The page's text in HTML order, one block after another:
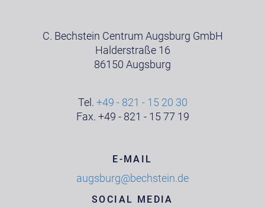
C. Bechstein Centrum Augsburg GmbH
Halderstraße 16
86150 Augsburg
Tel. +49 - 821 - 15 20 30
Fax. +49 - 821 - 15 77 19
E-MAIL
augsburg@bechstein.de
SOCIAL MEDIA